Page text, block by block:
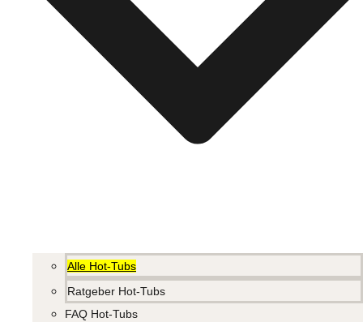
Alle Hot-Tubs
Ratgeber Hot-Tubs
FAQ Hot-Tubs